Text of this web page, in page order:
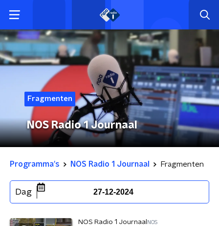
Fragmenten
NOS Radio 1 Journaal
Programma's NOS Radio 1 Journaal Fragmenten
Dag 27-12-2024
NOS Radio 1 Journaal NOS